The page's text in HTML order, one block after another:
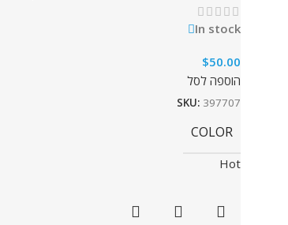
In stock
$50.00
הוספה לסל
SKU: 397707
COLOR
Hot